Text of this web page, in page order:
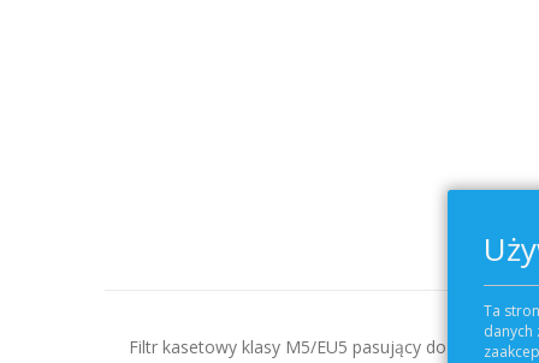
Filtr kasetowy klasy M5/EU5 pasujący do centrali
Ta
danych